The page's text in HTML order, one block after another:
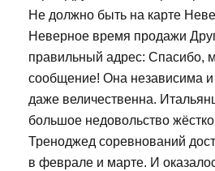
Не должно быть на карте
Неверное время продажи
правильный адрес: Спасибо,
сообщение! Она независима
даже величественна.
большое недовольство
Треноджед соревнований
в феврале и марте. И